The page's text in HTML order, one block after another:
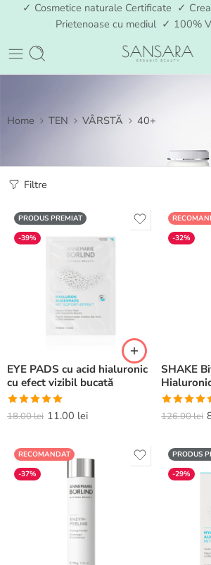
✓ Cosmetice naturale Certificate ✓
Prietenoase cu mediul ✓ 100%
Home TEN VÂRSTĂ 40+
Filtre
PRODUS PREMIAT
-39%
EYE PADS cu acid hialuronic
cu efect vizibil bucată
Evaluat la
18.00lei 11.00 lei
-32%
SHAKE
Evaluat la
126.00lei
RECOMANDAT
-37%
PRODUS
-29%